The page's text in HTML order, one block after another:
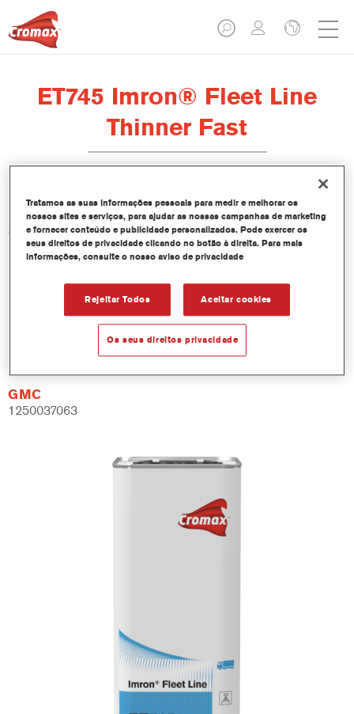
ET745 Imron® Fleet Line
Thinner Fast
Características do produto
Product Variant
Referência do artigo
GMC
1250037063
Tratamos as suas informações pessoais para medir e melhorar os
nossos sites e serviços, para ajudar as nossas campanhas de marketing
e fornecer conteúdo e publicidade personalizados. Pode exercer os
seus direitos de privacidade clicando no botão à direita. Para mais
informações, consulte o nosso aviso de privacidade
Rejeitar Todos Aceitar cookies
Os seus direitos privacidade